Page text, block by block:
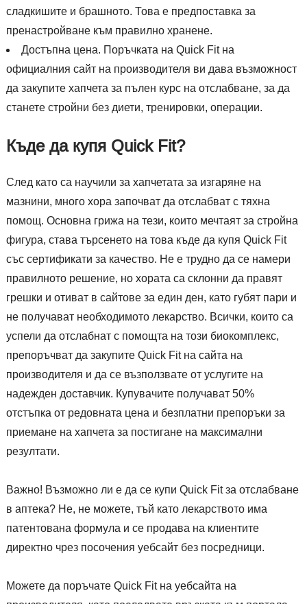
сладкишите и брашното. Това е предпоставка за
пренастройване към правилно хранене.
Достъпна цена. Поръчката на Quick Fit на
официалния сайт на производителя ви дава възможност
да закупите хапчета за пълен курс на отслабване, за да
станете стройни без диети, тренировки, операции.
Къде да купя Quick Fit?
След като са научили за хапчетата за изгаряне на
мазнини, много хора започват да отслабват с тяхна
помощ. Основна грижа на тези, които мечтаят за стройна
фигура, става търсенето на това къде да купя Quick Fit
със сертификати за качество. Не е трудно да се намери
правилното решение, но хората са склонни да правят
грешки и отиват в сайтове за един ден, като губят пари и
не получават необходимото лекарство. Всички, които са
успели да отслабнат с помощта на този биокомплекс,
препоръчват да закупите Quick Fit на сайта на
производителя и да се възползвате от услугите на
надежден доставчик. Купувачите получават 50%
отстъпка от редовната цена и безплатни препоръки за
приемане на хапчета за постигане на максимални
резултати.
Важно! Възможно ли е да се купи Quick Fit за отслабване
в аптека? Не, не можете, тъй като лекарството има
патентована формула и се продава на клиентите
директно чрез посочения уебсайт без посредници.
Можете да поръчате Quick Fit на уебсайта на